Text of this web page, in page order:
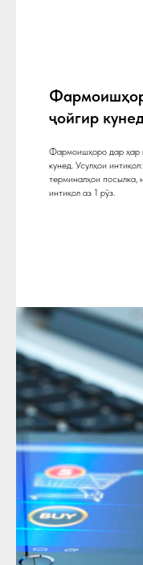
ҷойгир
Фармоишҳоро дар ҳар
кунед. Усулҳои
терминалҳои посылка,
интиқол аз 1 рӯз.